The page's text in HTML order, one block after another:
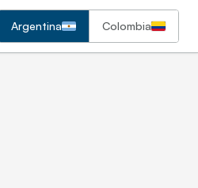
Argentina Colombia